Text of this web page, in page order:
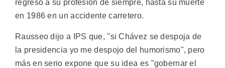
regresó a su profesión de siempre, hasta su muerte
en 1986 en un accidente carretero.
Rausseo dijo a IPS que, "si Chávez se despoja de
la presidencia yo me despojo del humorismo", pero
más en serio expone que su idea es "gobernar el